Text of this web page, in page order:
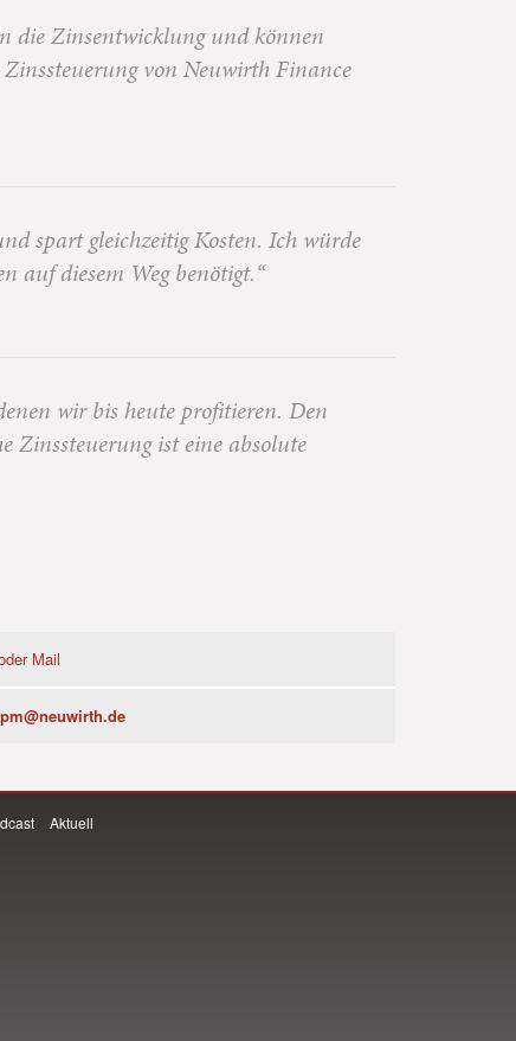
die Zinsentwicklung und können
von Neuwirth Finance
spart gleichzeitig Kosten. Ich würde
auf diesem Weg benötigt.“
wir bis heute profitieren. Den
Zinssteuerung ist eine absolute
Mail
Aktuell